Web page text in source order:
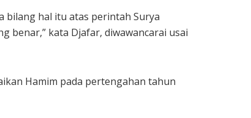
bilang hal itu atas perintah Surya
benar,” kata Djafar, diwawancarai usai
Hamim pada pertengahan tahun